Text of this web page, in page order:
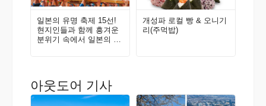
일본의 유명 축제 15선!
현지인들과 함께 흥겨운
분위기 속에서 일본의 전
개성파 로컬 빵 & 오니기
리(주먹밥)
아웃도어 기사